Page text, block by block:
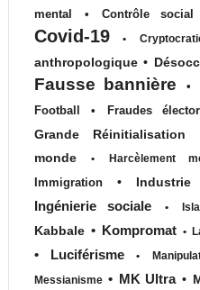
mental
• Contrôle social
Covid-19
•
anthropologique •
Fausse bannière
•
Football
• Fraudes
Grande Réinitialisation
monde
• Harcèlement
Immigration
•
Ingénierie sociale
•
Kabbale • Kompromat •
• Luciférisme •
Messianisme • MK Ultra •